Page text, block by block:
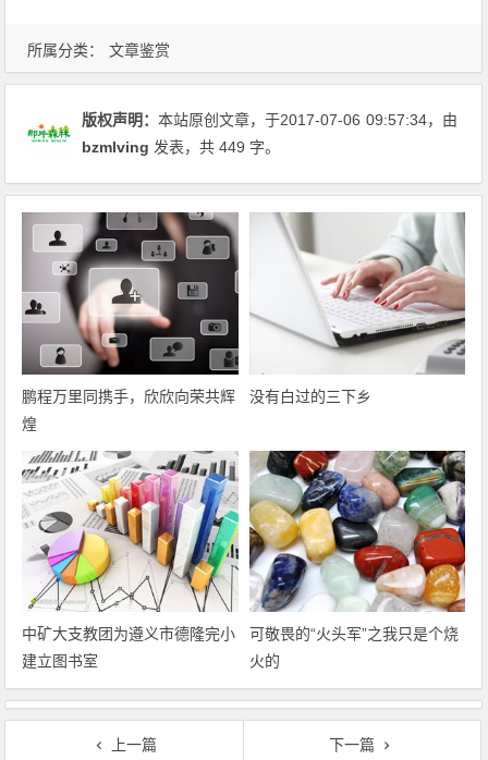
所属分类： 文章鉴赏
版权声明：本站原创文章，于2017-07-06 09:57:34，由
bzmlving 发表，共 449 字。
鹏程万里同携手，欣欣向荣共辉
煌
没有白过的三下乡
中矿大支教团为遵义市德隆完小
建立图书室
可敬畏的“火头军”之我只是个烧
火的
上一篇
下一篇